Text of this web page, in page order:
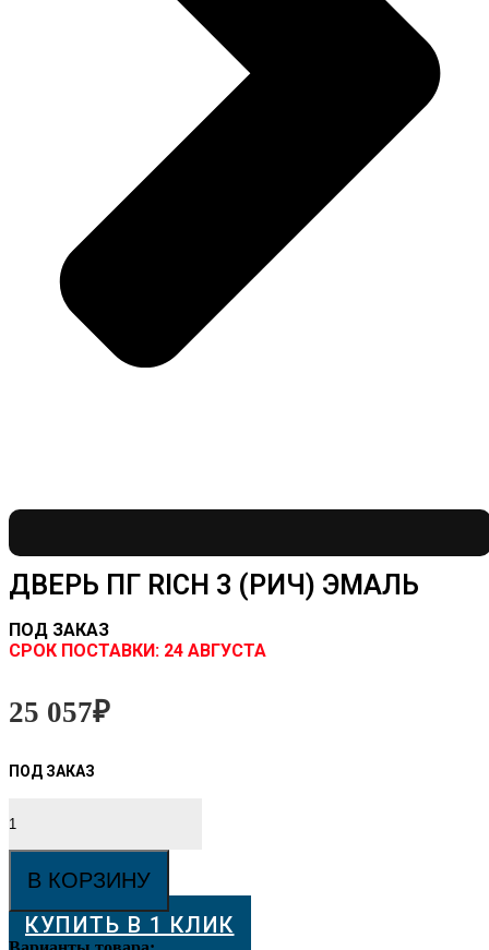
ДВЕРЬ ПГ RICH 3 (РИЧ) ЭМАЛЬ
ПОД ЗАКАЗ
CРОК ПОСТАВКИ: 24 АВГУСТА
25 057₽
товара
Дверь
RICH
(РИЧ)
Эмаль
В КОРЗИНУ
КУПИТЬ В 1 КЛИК